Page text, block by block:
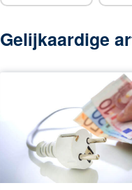
Gelijkaardige